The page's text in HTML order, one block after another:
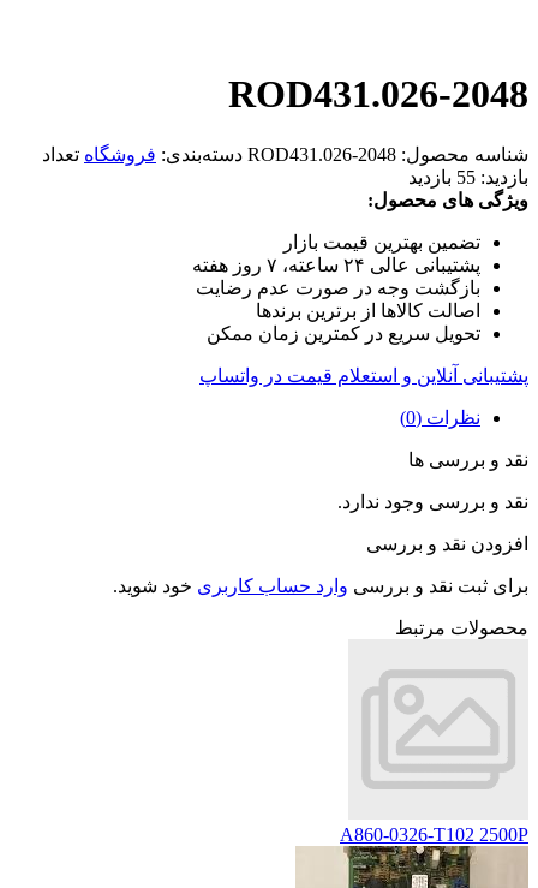
ROD431.026-2048
شناسه محصول: ROD431.026-2048 دسته‌بندی: فروشگاه تعداد
بازدید: 55 بازدید
ویژگی های محصول:
تضمین بهترین قیمت بازار
پشتیبانی عالی ۲۴ ساعته، ۷ روز هفته
بازگشت وجه در صورت عدم رضایت
اصالت کالاها از برترین برندها
تحویل سریع در کمترین زمان ممکن
پشتیبانی آنلاین و استعلام قیمت در واتساپ
نظرات (0)
نقد و بررسی ها
نقد و بررسی وجود ندارد.
افزودن نقد و بررسی
برای ثبت نقد و بررسی وارد حساب کاربری خود شوید.
محصولات مرتبط
A860-0326-T102 2500P